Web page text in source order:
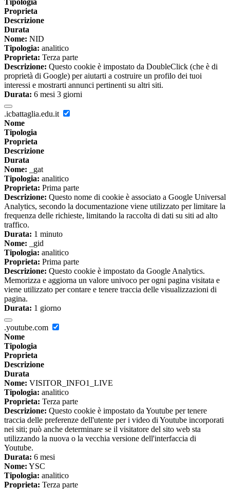
Tipologia
Proprieta
Descrizione
Durata
Nome: NID
Tipologia: analitico
Proprieta: Terza parte
Descrizione: Questo cookie è impostato da DoubleClick (che è di
proprietà di Google) per aiutarti a costruire un profilo dei tuoi
interessi e mostrarti annunci pertinenti su altri siti.
Durata: 6 mesi 3 giorni
.icbattaglia.edu.it
Nome
Tipologia
Proprieta
Descrizione
Durata
Nome: _gat
Tipologia: analitico
Proprieta: Prima parte
Descrizione: Questo nome di cookie è associato a Google Universal
Analytics, secondo la documentazione viene utilizzato per limitare la
frequenza delle richieste, limitando la raccolta di dati su siti ad alto
traffico.
Durata: 1 minuto
Nome: _gid
Tipologia: analitico
Proprieta: Prima parte
Descrizione: Questo cookie è impostato da Google Analytics.
Memorizza e aggiorna un valore univoco per ogni pagina visitata e
viene utilizzato per contare e tenere traccia delle visualizzazioni di
pagina.
Durata: 1 giorno
.youtube.com
Nome
Tipologia
Proprieta
Descrizione
Durata
Nome: VISITOR_INFO1_LIVE
Tipologia: analitico
Proprieta: Terza parte
Descrizione: Questo cookie è impostato da Youtube per tenere
traccia delle preferenze dell'utente per i video di Youtube incorporati
nei siti; può anche determinare se il visitatore del sito web sta
utilizzando la nuova o la vecchia versione dell'interfaccia di
Youtube.
Durata: 6 mesi
Nome: YSC
Tipologia: analitico
Proprieta: Terza parte